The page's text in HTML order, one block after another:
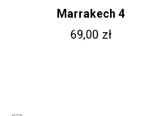
Marrakech 4
69,00 zł